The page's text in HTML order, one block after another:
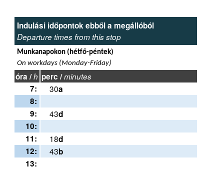
Indulási időpontok ebből a megállóból
Departure times from this stop
Munkanapokon (hétfő-péntek)
On workdays (Monday-Friday)
óra /h perc /minutes
7: 30a
8:
9:
43d
10:
11:
18d
12:
43b
13: